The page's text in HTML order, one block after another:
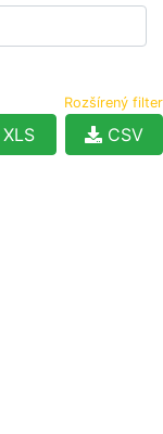
Rozšírený filter
CSV
XLS